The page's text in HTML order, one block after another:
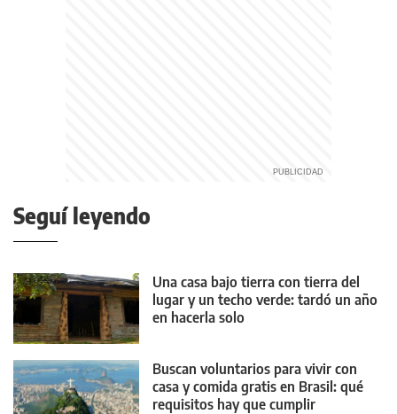
Seguí leyendo
Una casa bajo tierra con tierra del
lugar y un techo verde: tardó un año
en hacerla solo
Buscan voluntarios para vivir con
casa y comida gratis en Brasil: qué
requisitos hay que cumplir